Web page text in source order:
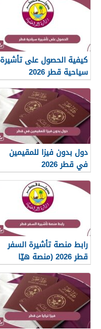
كيفية الحصول على تأشيرة
سياحية قطر 2026
دول بدون فيزا للمقيمين
في قطر 2026
رابط منصة تأشيرة السفر
قطر 2026 (منصة هيّا
الإلكترونية)